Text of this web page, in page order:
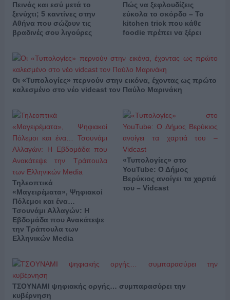
Πεινάς και εσύ μετά το
ξενύχτι; 5 καντίνες στην
Αθήνα που σώζουν τις
βραδινές σου λιγούρες
Πώς να ξεφλουδίζεις
εύκολα το σκόρδο – Το
kitchen trick που κάθε
foodie πρέπει να ξέρει
Οι «Τυπολογίες» περνούν στην εικόνα, έχοντας ως πρώτο
καλεσμένο στο νέο vidcast τον Παύλο Μαρινάκη
Τηλεοπτικά
«Μαγειρέματα», Ψηφιακοί
Πόλεμοι και ένα…
Τσουνάμι Αλλαγών: Η
Εβδομάδα που Ανακάτεψε
την Τράπουλα των
Ελληνικών Media
«Τυπολογίες» στο
YouTube: Ο Δήμος
Βερύκιος ανοίγει τα χαρτιά
του – Vidcast
ΤΣΟΥΝΑΜΙ ψηφιακής οργής… συμπαρασύρει την
κυβέρνηση